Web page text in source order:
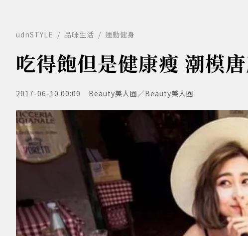
udnSTYLE 品味生活 運動健身
吃得飽但是健康瘦 潮模
2017-06-10 00:00 Beauty美人圈／Beauty美人圈